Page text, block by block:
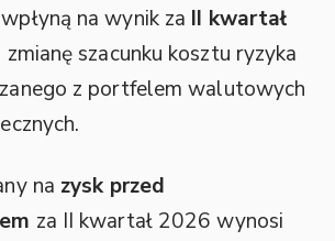
wpłyną na wynik za II kwartał
zmianę szacunku kosztu ryzyka
z portfelem walutowych
na zysk przed
za II kwartał 2026 wynosi